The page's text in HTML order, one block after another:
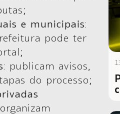
e municipais:
pode ter
: publicam avisos,
do processo;